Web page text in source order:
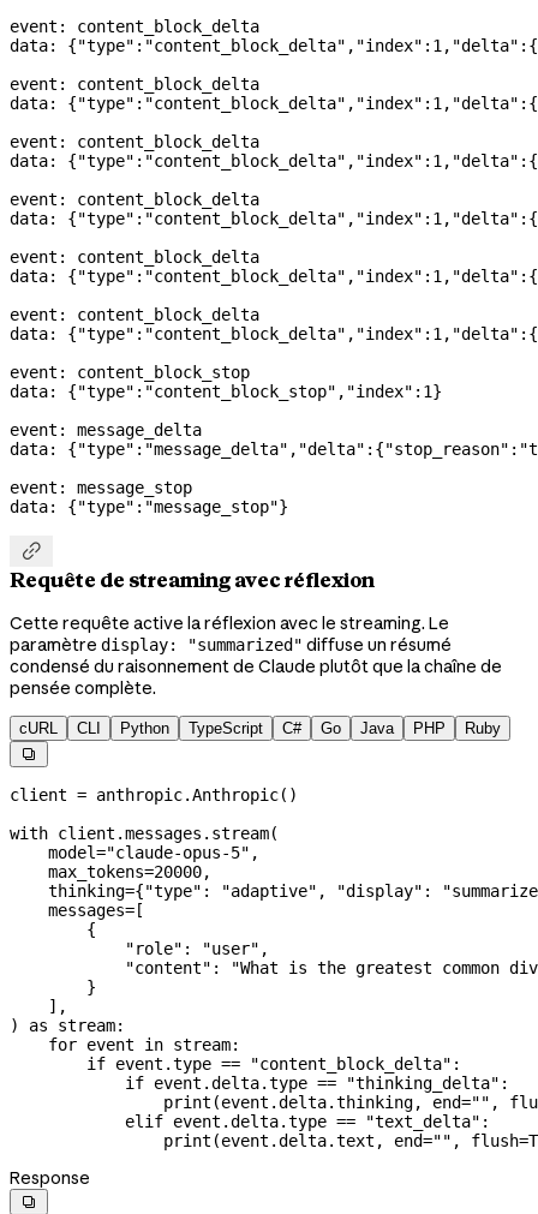
event: content_block_delta
data: {"type" : "content_block_delta" , "index" : 1 , "delta" :{
event: content_block_delta
data: {"type" : "content_block_delta" , "index" : 1 , "delta" :{
event: content_block_delta
data: {"type" : "content_block_delta" , "index" : 1 , "delta" :{
event: content_block_delta
data: {"type" : "content_block_delta" , "index" : 1 , "delta" :{
event: content_block_delta
data: {"type" : "content_block_delta" , "index" : 1 , "delta" :{
event: content_block_delta
data: {"type" : "content_block_delta" , "index" : 1 , "delta" :{
event: content_block_stop
data: {"type" : "content_block_stop" , "index" : 1}
event: message_delta
data: {"type" : "message_delta" , "delta" :{"stop_reason" :
event: message_stop
data: {"type" : "message_stop"}

Requête de streaming avec réflexion
Cette requête active la réflexion avec le streaming. Le
paramètre display: "summarized" diffuse un résumé
condensé du raisonnement de Claude plutôt que la chaîne de
pensée complète.
cURL CLI Python TypeScript C# Go Java PHP Ruby

client = anthropic.Anthropic()
with client.messages.stream(
    model
="claude-opus-5" ,
    max_tokens
=20000,
    thinking
={"type" : "adaptive" , "display" :
    messages
= [
        {
            "role"
: "user" ,
            "content"
:
"What is the greatest common
        }
    ],
) as stream:
    for
event in stream:
        if
event.type == "content_block_delta" :
            if
event.delta.type == "thinking_delta" :
                print
(event.delta.thinking, end="" ,
            elif
event.delta.type == "text_delta" :
                print
(event.delta.text, end="" , flush=
Response
